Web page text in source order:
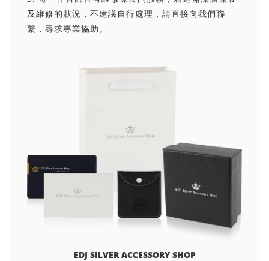
及維修的狀況，不建議自行處理，請直接向我們聯
繫，尋求專業協助。
EDJ SILVER ACCESSORY SHOP